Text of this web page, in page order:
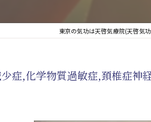
疾患
疾患
東京の気功は天啓気療院(天啓気
症,化学物質過敏症,頚椎症神